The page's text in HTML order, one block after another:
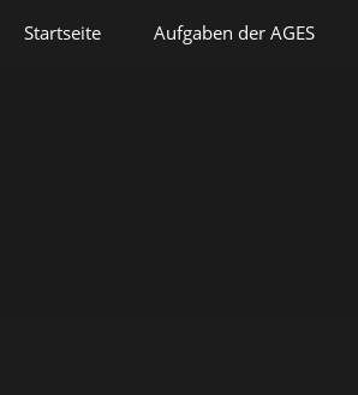
zumStartseite Aufgaben der AGES